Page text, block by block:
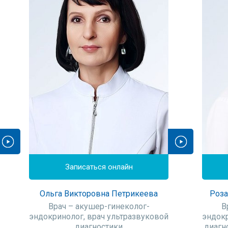
гистерорезектсокопическая;
к гормонотерапии, рецидивирующих
противопоказаниях к гистерэктомии.
полипы матки с коагуляцией основания,
и качества внутриматочной хирургии,
проводимое во время операции для
Записаться онлайн
Ольга Викторовна Петрикеева
Врач – акушер-гинеколог-
эндокринолог, врач ультразвуковой